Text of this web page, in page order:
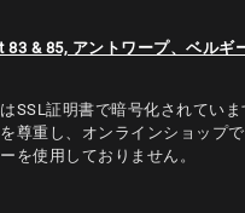
83 & 85, アントワープ、ベルギ
SSL証明書で暗号化されていま
尊重し、オンラインショップ
を使用しておりません。